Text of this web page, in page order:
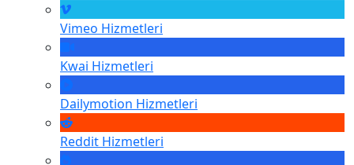
Vimeo Hizmetleri
Kwai Hizmetleri
Dailymotion Hizmetleri
Reddit Hizmetleri